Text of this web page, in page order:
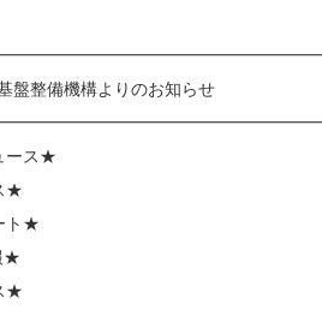
整備機構よりのお知らせ
ース★
★
ト★
★
★